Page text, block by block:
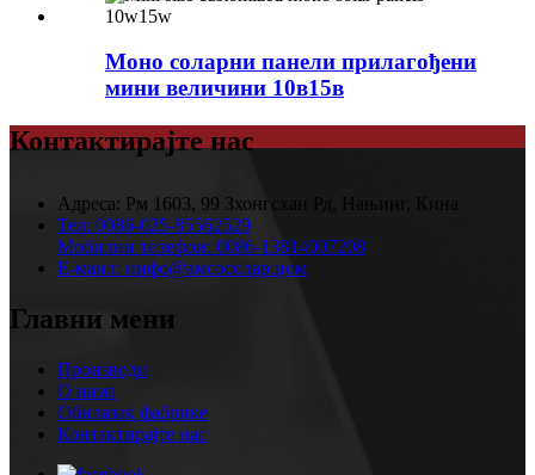
Моно соларни панели прилагођени
мини величини 10в15в
Контактирајте нас
Адреса: Рм 1603, 99 Зхонгсхан Рд, Нањинг, Кина
Тел: 0086-025-85562529
Мобилни телефон: 0086-13814007208
Е-маил: инфо@амсосолар.цом
Главни мени
Производи
О нама
Обилазак фабрике
Контактирајте нас